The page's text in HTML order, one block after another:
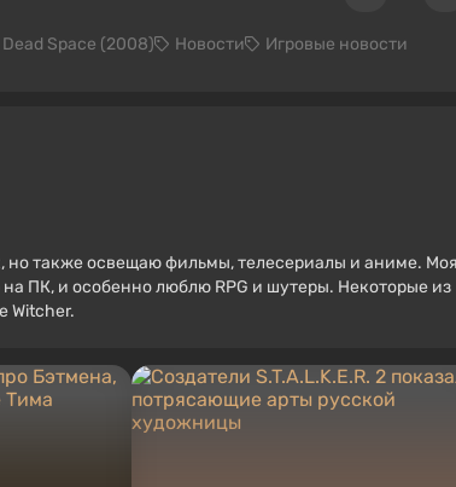
Space (2008) Новости Игровые новости
но также освещаю фильмы, телесериалы и аниме.
ПК, и особенно люблю RPG и шутеры. Некоторые из
Witcher.